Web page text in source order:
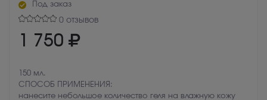
Под заказ
0 отзывов
1 750
150 мл.
СПОСОБ ПРИМЕНЕНИЯ:
нанесите небольшое количество геля на влажную кожу